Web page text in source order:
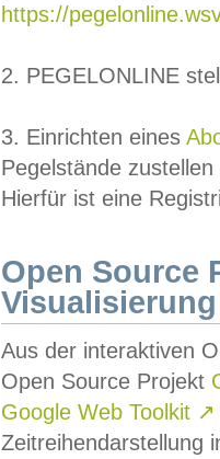
https://
2. PEGELONLINE
3. Einrichten eines
Pegelstände
Hierfür ist eine
Open Source
Visualisierung
Aus der interaktiven
Open Source Projekt
Google Web Toolkit ↗
Zeitreihendarstellung